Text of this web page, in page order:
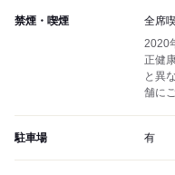
禁煙・喫煙
全席
2020
正健
と異
舗に
駐車場 有